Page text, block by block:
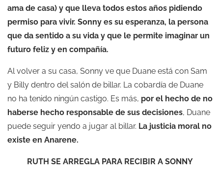
ama de casa) y que lleva todos estos años pidiendo
permiso para vivir. Sonny es su esperanza, la persona
que da sentido a su vida y que le permite imaginar un
futuro feliz y en compañía.
Al volver a su casa, Sonny ve que Duane está con Sam
y Billy dentro del salón de billar. La cobardía de Duane
no ha tenido ningún castigo. Es más, por el hecho de no
haberse hecho responsable de sus decisiones, Duane
puede seguir yendo a jugar al billar. La justicia moral no
existe en Anarene.
RUTH SE ARREGLA PARA RECIBIR A SONNY